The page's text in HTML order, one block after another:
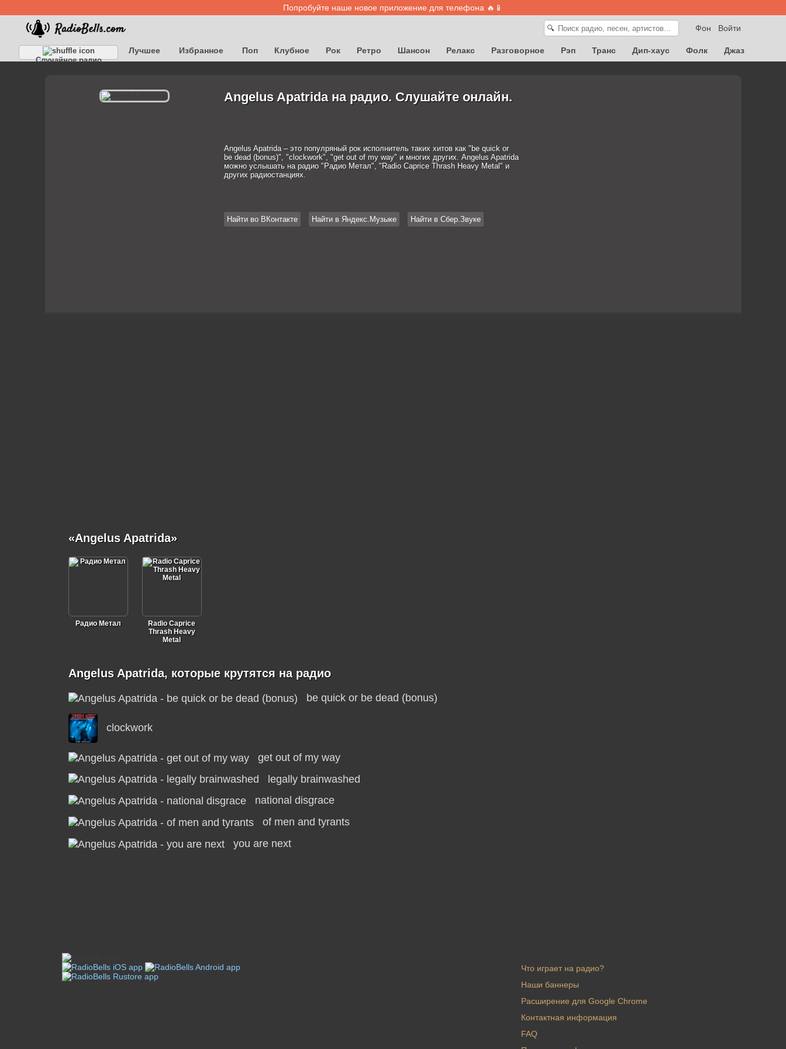
Попробуйте наше новое приложение для телефона 🔥📱
Войти
Фон
🔍
Случайное радио
Лучшее Избранное Поп Клубное Рок Ретро Шансон Релакс Разговорное Рэп Транс Дип-хаус Фолк
Джаз
Angelus Apatrida на радио. Слушайте онлайн.
Angelus Apatrida – это популряный рок исполнитель таких хитов как "be quick or
be dead (bonus)", "clockwork", "get out of my way" и многих других. Angelus Apatrida
можно услышать на радио "Радио Метал", "Radio Caprice Thrash Heavy Metal" и
других радиостанциях.
Найти во ВКонтакте Найти в Яндекс.Музыке Найти в Сбер.Звуке
«Angelus Apatrida»
Радио Метал
Radio Caprice
Thrash Heavy
Metal
Angelus Apatrida, которые крутятся на радио
be quick or be dead (bonus)
clockwork
get out of my way
legally brainwashed
national disgrace
of men and tyrants
you are next
Что играет на радио?
Наши баннеры
Расширение для Google Chrome
Контактная информация
FAQ